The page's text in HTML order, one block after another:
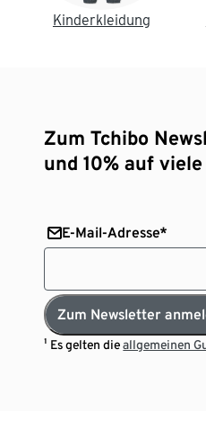
Kinderkleidung
Zum Tchibo
und 10% auf
E-Mail-Adresse*
Zum Newsletter
¹ Es gelten dieallgemeinen